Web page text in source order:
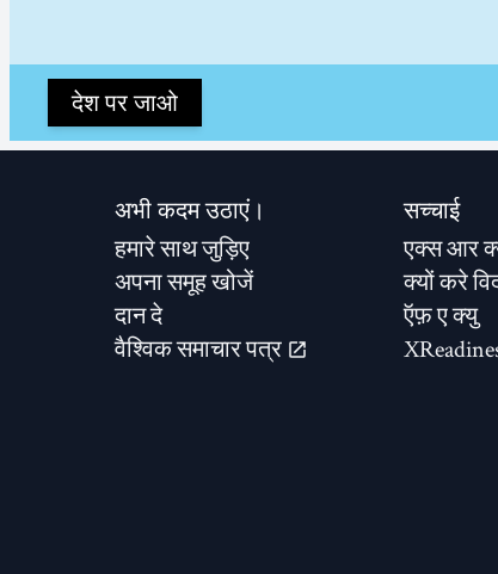
देश पर जाओ
अभी कदम उठाएं।
हमारे साथ जुड़िए
अपना समूह खोजें
दान दे
वैश्विक समाचार पत्र
सच्चाई
एक्स आर
क्यों करे
ऍफ़ ए क्यु